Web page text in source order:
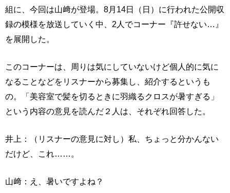
組に、今回は山﨑が登場。8月14日（日）に行われた公開収
録の模様を放送していく中、2人でコーナー『許せない…』
を展開した。
このコーナーは、周りは気にしていないけど個人的に気に
なることなどをリスナーから募集し、紹介するというも
の。「美容室で髪を切るときに羽織るクロスが暑すぎる」
という内容の意見を読んだ２人は、それぞれ回答した。
井上：（リスナーの意見に対し）私、ちょっと分かんない
だけど、これ……。
山﨑：え、暑いですよね？